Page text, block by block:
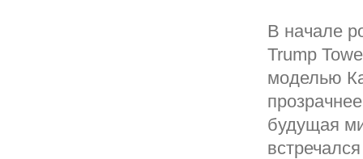
В начале
Trump
моделью
будущая